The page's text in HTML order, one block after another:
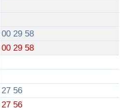
00 29 58
00 29 58
27 56
27 56